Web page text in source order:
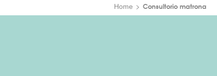
Home Consultorio matrona